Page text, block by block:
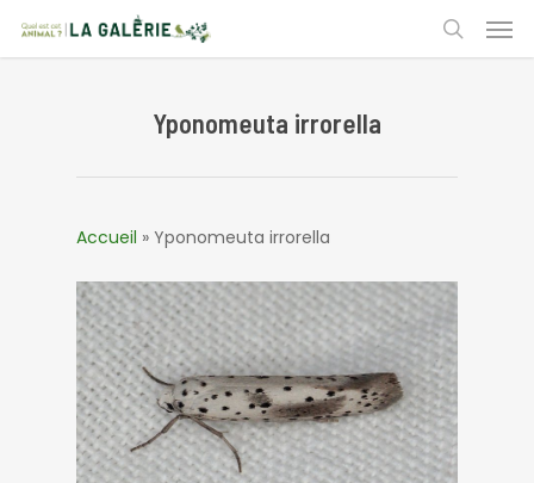
main
search
Yponomeuta irrorella
Accueil » Yponomeuta irrorella